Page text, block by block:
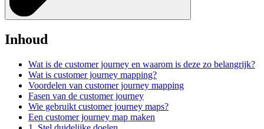
Inhoud
Wat is de customer journey en waarom is deze zo belangrijk?
Wat is customer journey mapping?
Voordelen van customer journey mapping
Fasen van de customer journey
Wie gebruikt customer journey maps?
Een customer journey map maken